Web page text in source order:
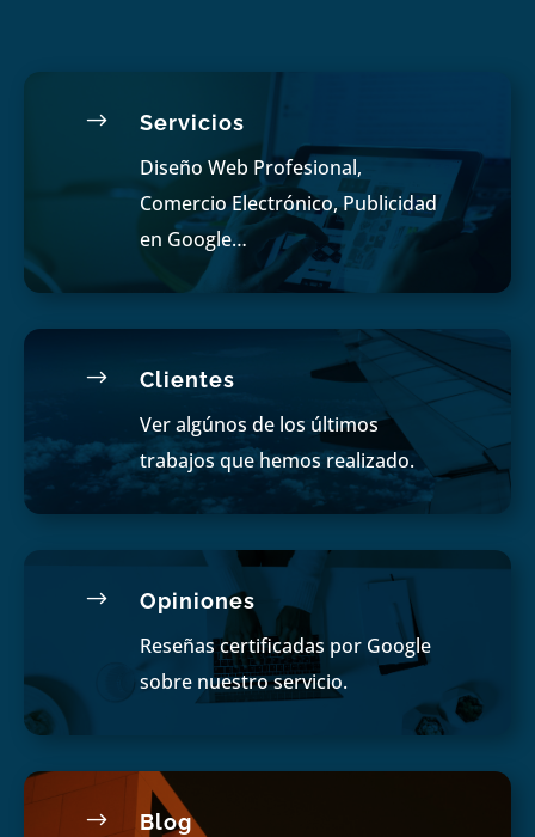
$ Servicios
Diseño Web Profesional,
Comercio Electrónico, Publicidad
en Google…
$ Clientes
Ver algúnos de los últimos
trabajos que hemos realizado.
$ Opiniones
Reseñas certificadas por Google
sobre nuestro servicio.
$ Blog